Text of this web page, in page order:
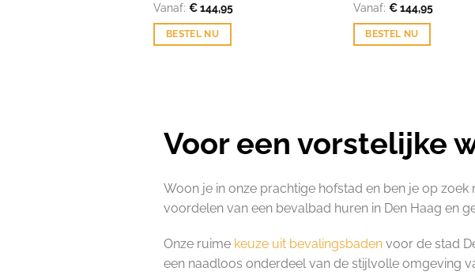
Vanaf:€144,95
BESTEL NU
Vanaf: €144,95
BESTEL NU
Voor een vorstelijke
Woon je in onze prachtige hofstad en ben je op
voordelen van een bevalbad huren in Den Haag en
Onze ruime keuze uit bevalingsbaden voor de stad
een naadloos onderdeel van de stijlvolle omgeving